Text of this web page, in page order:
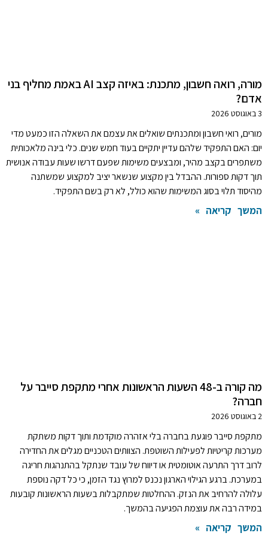
מורה, רואה חשבון, מתכנת: באיזה קצב AI באמת מחליף בני
אדם?
3 באוגוסט 2026
מורים, רואי חשבון ומתכנתים שואלים את עצמם את השאלה הזו כמעט מדי
יום: האם התפקיד שלהם עדיין יתקיים בעוד חמש שנים. כלי בינה מלאכותית
משתפרים בקצב מהיר, ומבצעים משימות שפעם דרשו שעות עבודה אנושית
תוך דקות ספורות. ההבדל בין מקצוע שנשאר יציב למקצוע שמשתנה
מהיסוד תלוי בסוג המשימות שהוא כולל, לא רק בשם התפקיד.
המשך קריאה »
מה קורה ב-48 השעות הראשונות אחרי מתקפת סייבר על
חברה?
2 באוגוסט 2026
מתקפת סייבר פוגעת בחברה בלי אזהרה מוקדמת ותוך דקות משתקת
מערכות קריטיות לפעילות השוטפת. הצוותים הטכניים מגלים את החדירה
לרוב דרך התרעה אוטומטית או דיווח של עובד שנתקל בהתנהגות חריגה
במערכת. ברגע הגילוי הארגון נכנס למרוץ נגד הזמן, כי כל דקה נוספת
עלולה להרחיב את הנזק. ההחלטות שמתקבלות בשעות הראשונות קובעות
במידה רבה את עוצמת הפגיעה בהמשך.
המשך קריאה »